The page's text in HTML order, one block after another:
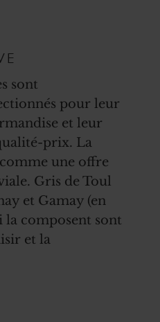
sont
pour leur
et leur
prix. La
une offre
Gris de Toul
et Gamay (en
la composent sont
et la